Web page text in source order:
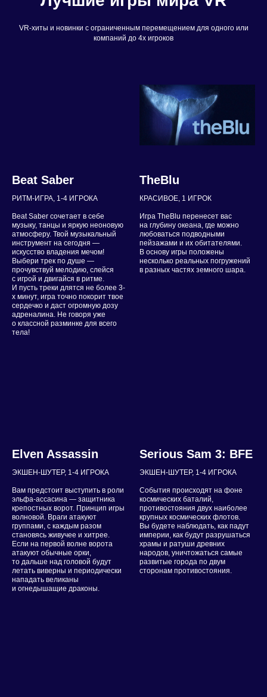
VR-хиты и новинки с ограниченным перемещением для одного или
компаний до 4х игроков
Beat Saber
РИТМ-ИГРА, 1-4 ИГРОКA
Beat Saber сочетает в себе
музыку, танцы и яркую неоновую
атмосферу. Твой музыкальный
инструмент на сегодня —
искусство владения мечом!
Выбери трек по душе —
прочувствуй мелодию, слейся
с игрой и двигайся в ритме.
И пусть треки длятся не более 3-
х минут, игра точно покорит твое
сердечко и даст огромную дозу
адреналина. Не говоря уже
о классной разминке для всего
тела!
TheBlu
КРАСИВОЕ, 1 ИГРОК
Игра TheBlu перенесет вас
на глубину океана, где можно
любоваться подводными
пейзажами и их обитателями.
В основу игры положены
несколько реальных погружений
в разных частях земного шара.
Elven Assassin
ЭКШЕН-ШУТЕР, 1-4 ИГРОКА
Вам предстоит выступить в роли
эльфа-ассасина — защитника
крепостных ворот. Принцип игры
волновой. Враги атакуют
группами, с каждым разом
становясь живучее и хитрее.
Если на первой волне ворота
атакуют обычные орки,
то дальше над головой будут
летать виверны и периодически
нападать великаны
и огнедышащие драконы.
Serious Sam 3: BFE
ЭКШЕН-ШУТЕР, 1-4 ИГРОКА
События происходят на фоне
космических баталий,
противостояния двух наиболее
крупных космических флотов.
Вы будете наблюдать, как падут
империи, как будут разрушаться
храмы и ратуши древних
народов, уничтожаться самые
развитые города по двум
сторонам противостояния.